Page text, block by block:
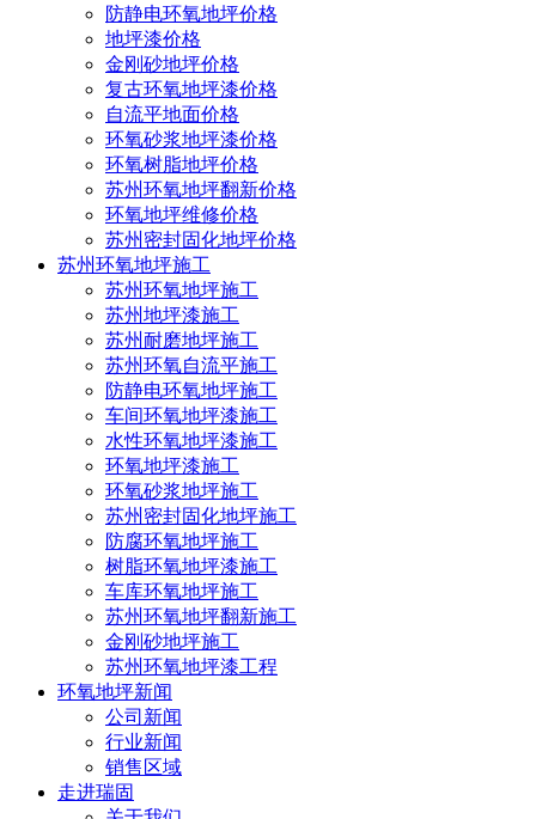
防静电环氧地坪价格
地坪漆价格
金刚砂地坪价格
复古环氧地坪漆价格
自流平地面价格
环氧砂浆地坪漆价格
环氧树脂地坪价格
苏州环氧地坪翻新价格
环氧地坪维修价格
苏州密封固化地坪价格
苏州环氧地坪施工
苏州环氧地坪施工
苏州地坪漆施工
苏州耐磨地坪施工
苏州环氧自流平施工
防静电环氧地坪施工
车间环氧地坪漆施工
水性环氧地坪漆施工
环氧地坪漆施工
环氧砂浆地坪施工
苏州密封固化地坪施工
防腐环氧地坪施工
树脂环氧地坪漆施工
车库环氧地坪施工
苏州环氧地坪翻新施工
金刚砂地坪施工
苏州环氧地坪漆工程
环氧地坪新闻
公司新闻
行业新闻
销售区域
走进瑞固
当前位置：主页/环氧地坪新闻
专业施工环氧地坪漆金刚砂
行业新闻 | 2023-12-04 16:19
环氧地坪漆是一种常用的地面涂料，具有耐
磨、耐腐蚀、防尘、易清洁等特点，广泛应用于
工业厂房、仓库、停车场等场所。而金刚砂是一
种常用的环氧地坪漆材料，具有硬度高、耐磨性
好等特点，能够增加地面的耐磨性和抗压性。
金刚砂是一种硬度高的矿石，主要成分是氧
化铝，具有非常好的耐磨性和抗压性。在环氧地
坪漆中加入金刚砂可以增加地面的硬度和耐磨
性，使地面更加耐用。金刚砂还具有一定的抗滑
性，可以提高地面的安全性，减少滑倒事故的发